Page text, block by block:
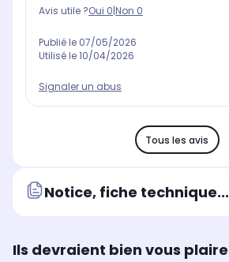
Avis utile ?Oui 0|Non 0
Publié le 07/05/2026
Utilisé le10/04/2026
Signaler un abus
Tous les avis
Notice, fiche technique...
Ils devraient bien vous plaire